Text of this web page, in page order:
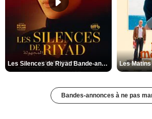
Les Silences de Riyad Bande-annonce VO STFR
Bandes-annonces à ne pas